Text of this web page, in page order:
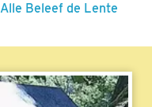
Alle Beleef de Lente